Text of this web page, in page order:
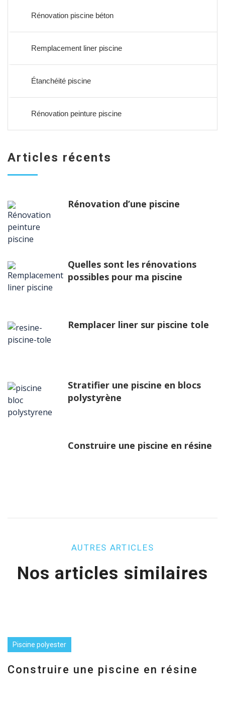
Rénovation piscine béton
Remplacement liner piscine
Étanchéité piscine
Rénovation peinture piscine
Articles récents
Rénovation d’une piscine
Quelles sont les rénovations
possibles pour ma piscine
Remplacer liner sur piscine tole
Stratifier une piscine en blocs
polystyrène
Construire une piscine en résine
AUTRES ARTICLES
Nos articles similaires
Piscine polyester
Construire une piscine en résine